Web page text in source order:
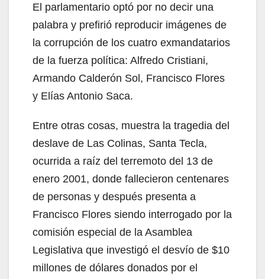
El parlamentario optó por no decir una
palabra y prefirió reproducir imágenes de
la corrupción de los cuatro exmandatarios
de la fuerza política: Alfredo Cristiani,
Armando Calderón Sol, Francisco Flores
y Elías Antonio Saca.
Entre otras cosas, muestra la tragedia del
deslave de Las Colinas, Santa Tecla,
ocurrida a raíz del terremoto del 13 de
enero 2001, donde fallecieron centenares
de personas y después presenta a
Francisco Flores siendo interrogado por la
comisión especial de la Asamblea
Legislativa que investigó el desvío de $10
millones de dólares donados por el